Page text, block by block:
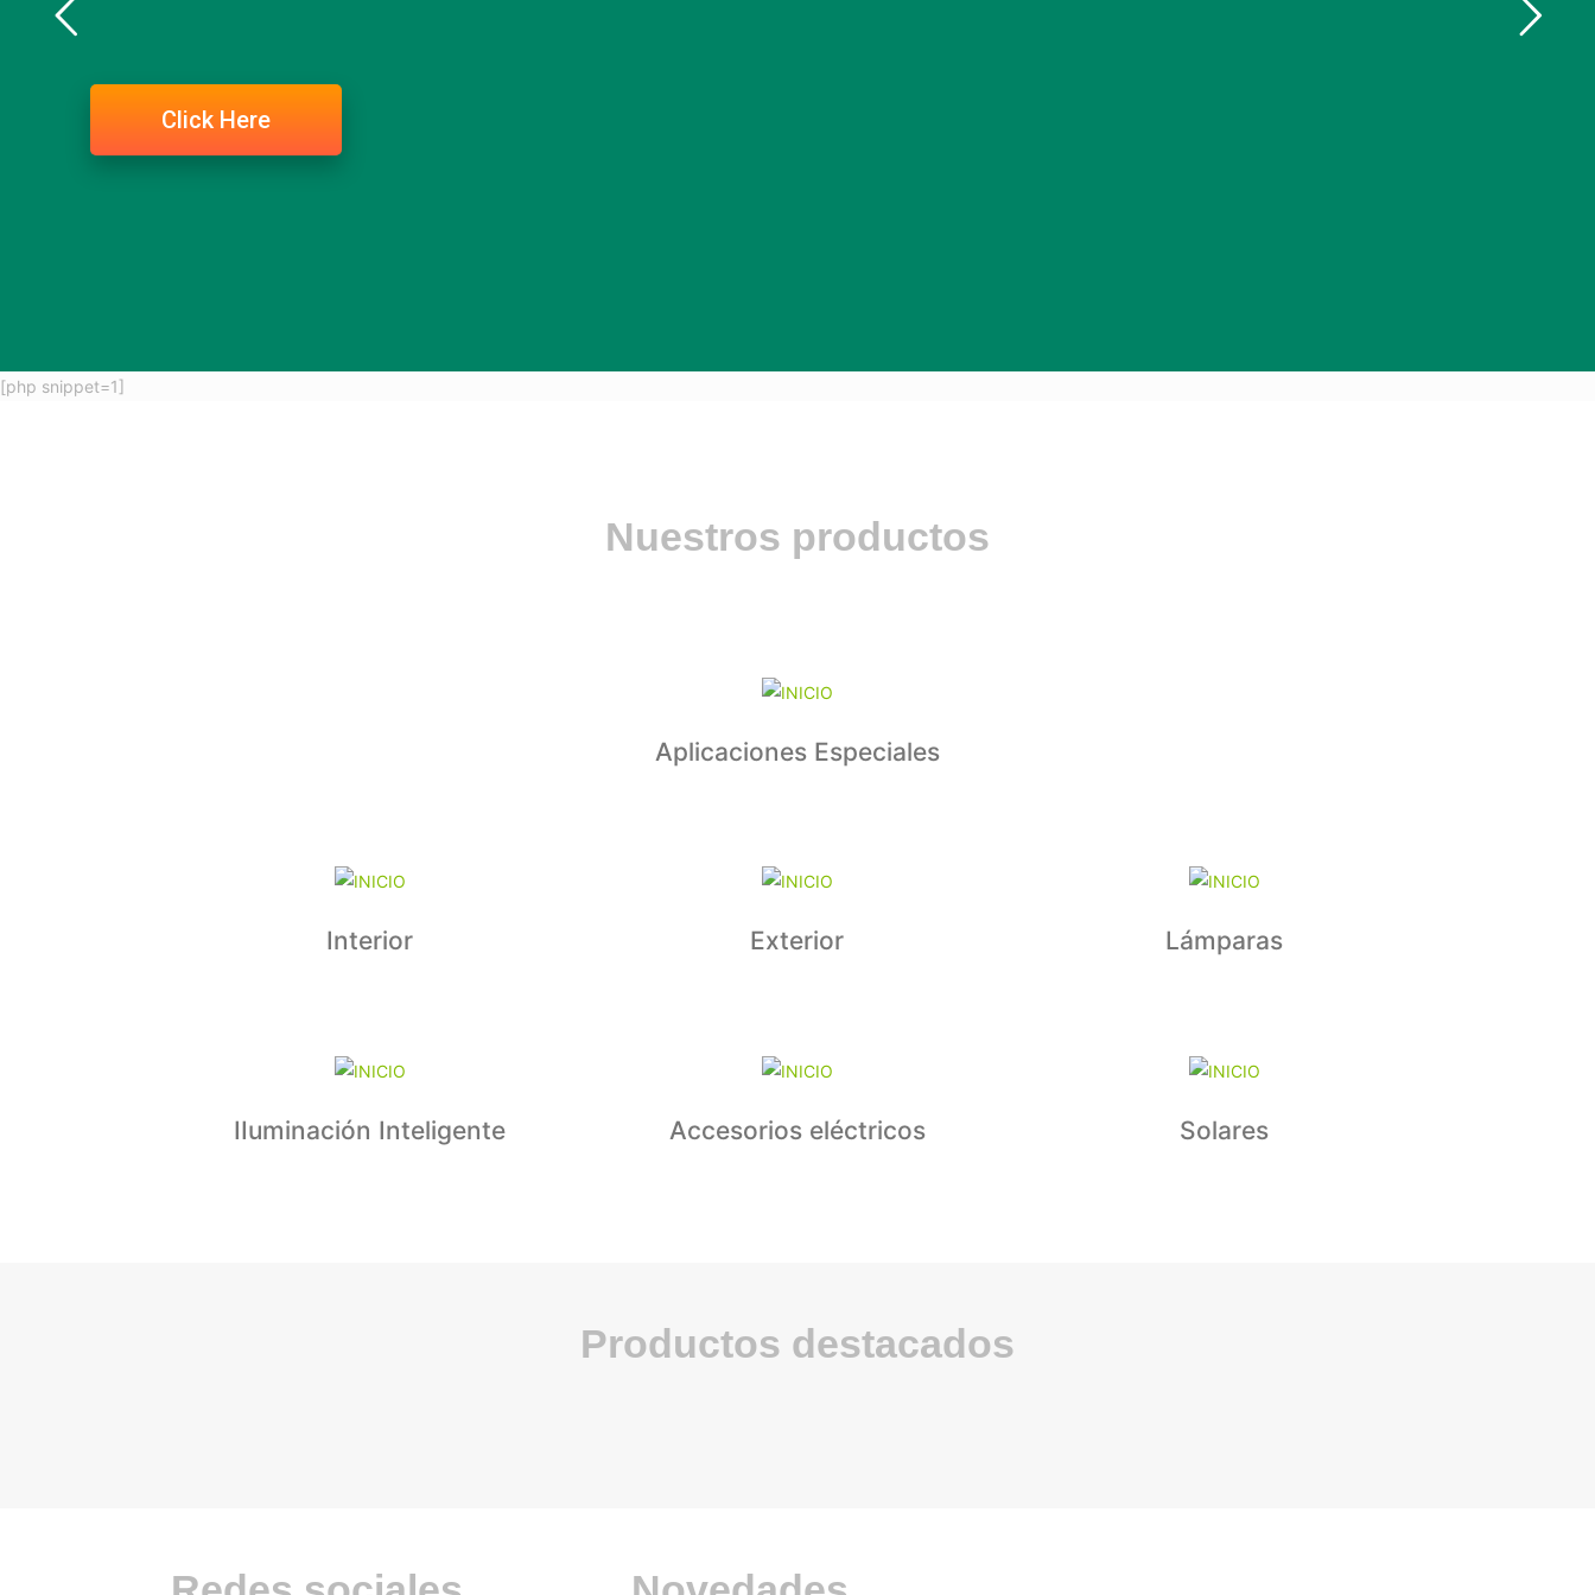
Click Here
[php snippet=1]
Nuestros productos
Aplicaciones Especiales
Interior Exterior Lámparas
IIuminación Inteligente Accesorios eléctricos Solares
Productos destacados